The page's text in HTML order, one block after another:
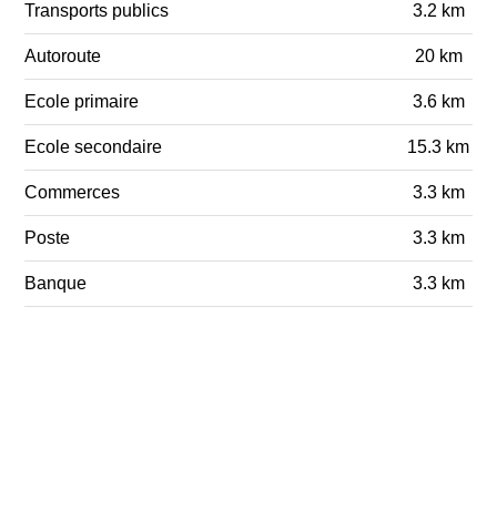
Transports publics 3.2 km
Autoroute 20 km
Ecole primaire 3.6 km
Ecole secondaire 15.3 km
Commerces 3.3 km
Poste 3.3 km
Banque 3.3 km